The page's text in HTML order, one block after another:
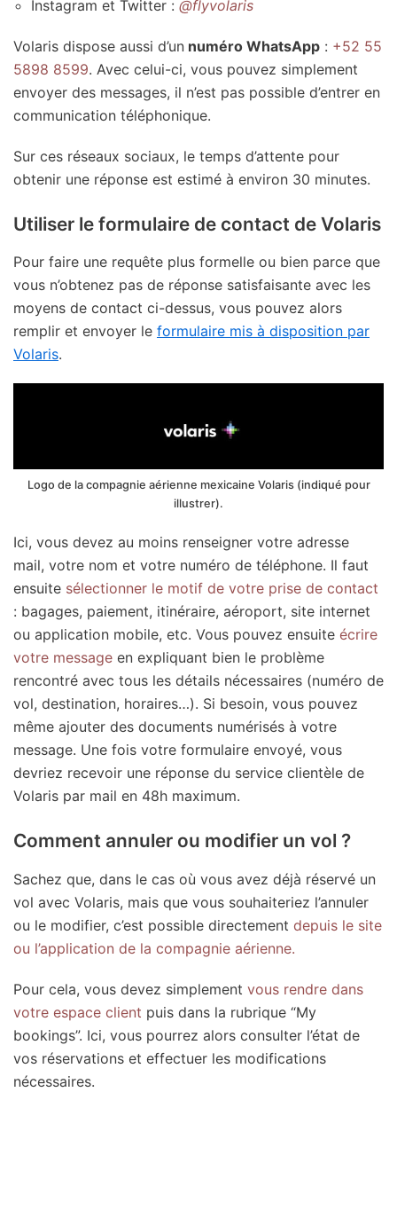
Instagram et Twitter : @flyvolaris
Volaris dispose aussi d’un numéro WhatsApp : +52 55
5898 8599. Avec celui-ci, vous pouvez simplement
envoyer des messages, il n’est pas possible d’entrer en
communication téléphonique.
Sur ces réseaux sociaux, le temps d’attente pour
obtenir une réponse est estimé à environ 30 minutes.
Utiliser le formulaire de contact de Volaris
Pour faire une requête plus formelle ou bien parce que
vous n’obtenez pas de réponse satisfaisante avec les
moyens de contact ci-dessus, vous pouvez alors
remplir et envoyer le formulaire mis à disposition par
Volaris.
Logo de la compagnie aérienne mexicaine Volaris (indiqué pour
illustrer).
Ici, vous devez au moins renseigner votre adresse
mail, votre nom et votre numéro de téléphone. Il faut
ensuite sélectionner le motif de votre prise de contact
: bagages, paiement, itinéraire, aéroport, site internet
ou application mobile, etc. Vous pouvez ensuite écrire
votre message en expliquant bien le problème
rencontré avec tous les détails nécessaires (numéro de
vol, destination, horaires…). Si besoin, vous pouvez
même ajouter des documents numérisés à votre
message. Une fois votre formulaire envoyé, vous
devriez recevoir une réponse du service clientèle de
Volaris par mail en 48h maximum.
Comment annuler ou modifier un vol ?
Sachez que, dans le cas où vous avez déjà réservé un
vol avec Volaris, mais que vous souhaiteriez l’annuler
ou le modifier, c’est possible directement depuis le site
ou l’application de la compagnie aérienne.
Pour cela, vous devez simplement vous rendre dans
votre espace client puis dans la rubrique “My
bookings”. Ici, vous pourrez alors consulter l’état de
vos réservations et effectuer les modifications
nécessaires.